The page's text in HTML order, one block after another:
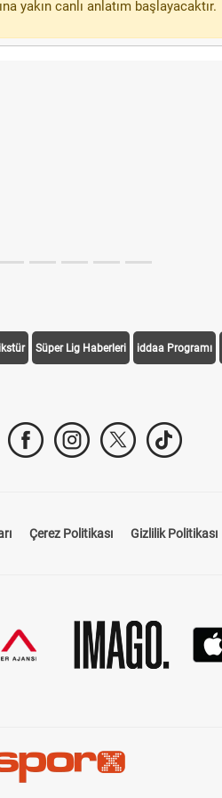
yakın canlı anlatım başlayacaktır.
Süper Lig Haberleri iddaa Programı
Çerez Politikası Gizlilik Politikası